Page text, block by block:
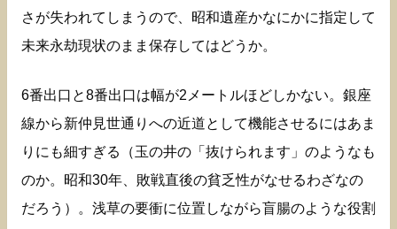
さが失われてしまうので、昭和遺産かなにかに指定して
未来永劫現状のまま保存してはどうか。
6番出口と8番出口は幅が2メートルほどしかない。銀座
線から新仲見世通りへの近道として機能させるにはあま
りにも細すぎる（玉の井の「抜けられます」のようなも
のか。昭和30年、敗戦直後の貧乏性がなせるわざなの
だろう）。浅草の要衝に位置しながら盲腸のような役割